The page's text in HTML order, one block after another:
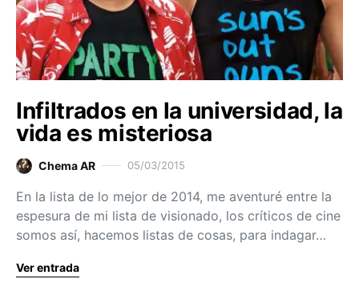
Infiltrados en la universidad, la
vida es misteriosa
Chema AR 05/03/2015
En la lista de lo mejor de 2014, me aventuré entre la
espesura de mi lista de visionado, los críticos de cine
somos así, hacemos listas de cosas, para indagar…
Ver entrada